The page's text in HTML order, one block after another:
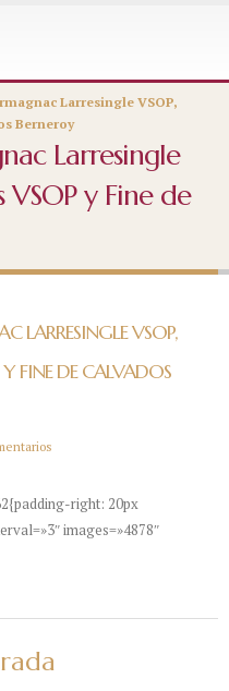
Larresingle VSOP,
Berneroy
Larresingle
VSOP y Fine de
LARRESINGLE VSOP,
FINE DE CALVADOS
right: 20px
images=»4878″